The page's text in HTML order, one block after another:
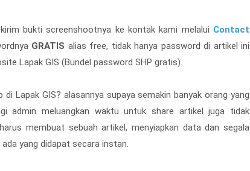
bukti screenshootnya ke kontak kami melalui Contact
GRATIS alias free, tidak hanya password di artikel ini
Lapak GIS (Bundel password SHP gratis).
Lapak GIS? alasannya supaya semakin banyak orang yang
admin meluangkan waktu untuk share artikel juga tidak
membuat sebuah artikel, menyiapkan data dan segala
yang didapat secara instan.